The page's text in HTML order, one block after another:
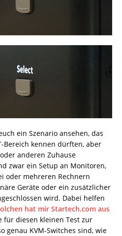
ein Szenario ansehen, das
Bereich kennen dürften, aber
anderen Zuhause
zwar ein Setup an Monitoren,
oder mehreren Rechnern
Geräte oder ein zusätzlicher
wird. Dabei helfen
hat mir Startech.com aus
für diesen kleinen Test zur
genau KVM-Switches sind, wie